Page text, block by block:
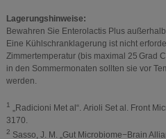
Lagerungshinweise:
Bewahren Sie Enterolactis Plus
Eine Kühlschranklagerung ist nicht
Zimmertemperatur (bis maximal 25 Grad
in den Sommermonaten sollten sie vor
werden.
1 „Radicioni Met al“. Arioli Set al. Front
3170.
2 Sasso, J. M. „Gut Microbiome−Brain